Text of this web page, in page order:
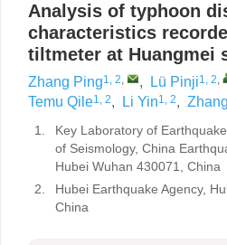
Analysis of typhoon
characteristics
tiltmeter at Huangmei
Zhang Ping1, 2, , Lü Pinji1, 2,
Temu Qile1, 2, Li Yin1, 2,
1.
Key Laboratory of
of Seismology, China
Hubei Wuhan 430071, China
2.
Hubei Earthquake Agency,
China